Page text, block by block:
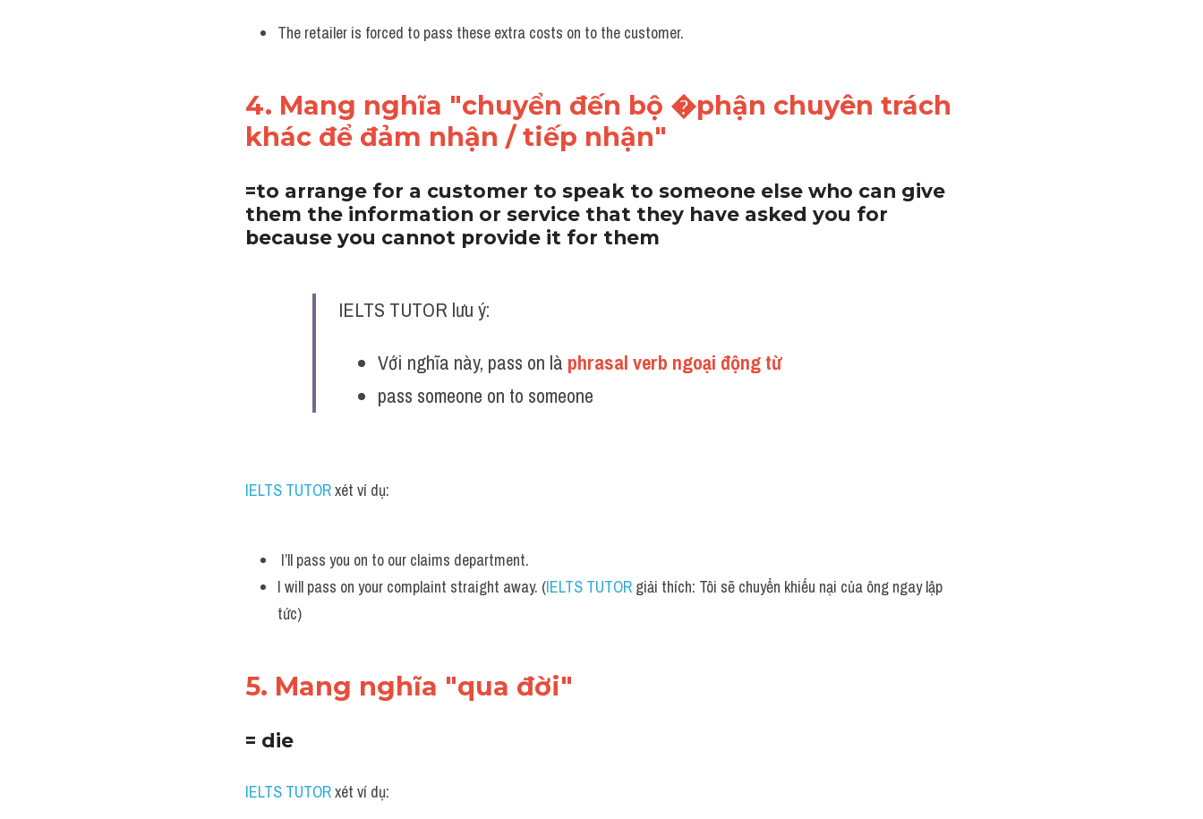
The retailer is forced to pass these extra costs on to the customer.
4. Mang nghĩa "chuyển đến bộ �phận chuyên trách
khác để đảm nhận / tiếp nhận"
=to arrange for a customer to speak to someone else who can give
them the information or service that they have asked you for
because you cannot provide it for them
IELTS TUTOR lưu ý:
Với nghĩa này, pass on là phrasal verb ngoại động từ
pass someone on to someone
IELTS TUTOR xét ví dụ:
I’ll pass you on to our claims department.
I will pass on your complaint straight away. (IELTS TUTOR giải thích: Tôi sẽ chuyển khiếu nại của ông ngay lập
tức)
5. Mang nghĩa "qua đời"
= die
IELTS TUTOR xét ví dụ: